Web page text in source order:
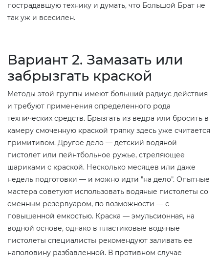
пострадавшую технику и думать, что Большой Брат не
так уж и всесилен.
Вариант 2. Замазать или
забрызгать краской
Методы этой группы имеют больший радиус действия
и требуют применения определенного рода
технических средств. Брызгать из ведра или бросить в
камеру смоченную краской тряпку здесь уже считается
примитивом. Другое дело — детский водяной
пистолет или пейнтбольное ружье, стреляющее
шариками с краской. Несколько месяцев или даже
недель подготовки — и можно идти "на дело". Опытные
мастера советуют использовать водяные пистолеты со
сменным резервуаром, по возможности — с
повышенной емкостью. Краска — эмульсионная, на
водной основе, однако в пластиковые водяные
пистолеты специалисты рекомендуют заливать ее
наполовину разбавленной. В противном случае